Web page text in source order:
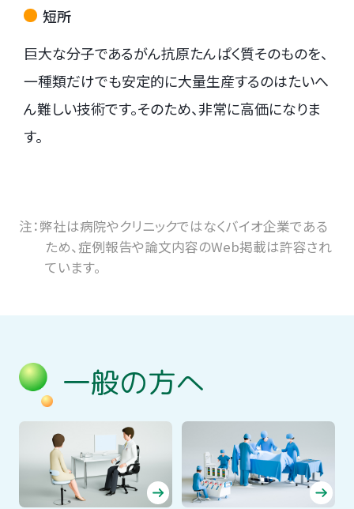
短所
巨大な分子であるがん抗原たんぱく質そのものを、
一種類だけでも安定的に大量生産するのはたいへ
ん難しい技術です。そのため、非常に高価になりま
す。
注：弊社は病院やクリニックではなくバイオ企業である
ため、症例報告や論文内容のWeb掲載は許容され
ています。
一般の方へ